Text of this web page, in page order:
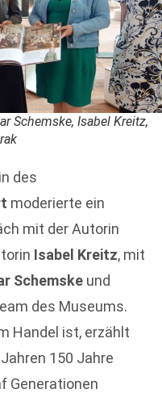
Schemske, Isabel Kreitz,
des
moderierte ein
mit der Autorin
Isabel Kreitz, mit
Schemske und
des Museums.
Handel ist, erzählt
150 Jahre
Generationen